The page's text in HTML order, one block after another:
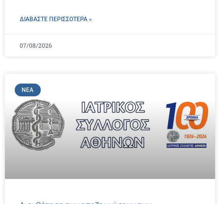
ΔΙΑΒΑΣΤΕ ΠΕΡΙΣΣΌΤΕΡΑ »
07/08/2026
ΝΈΑ